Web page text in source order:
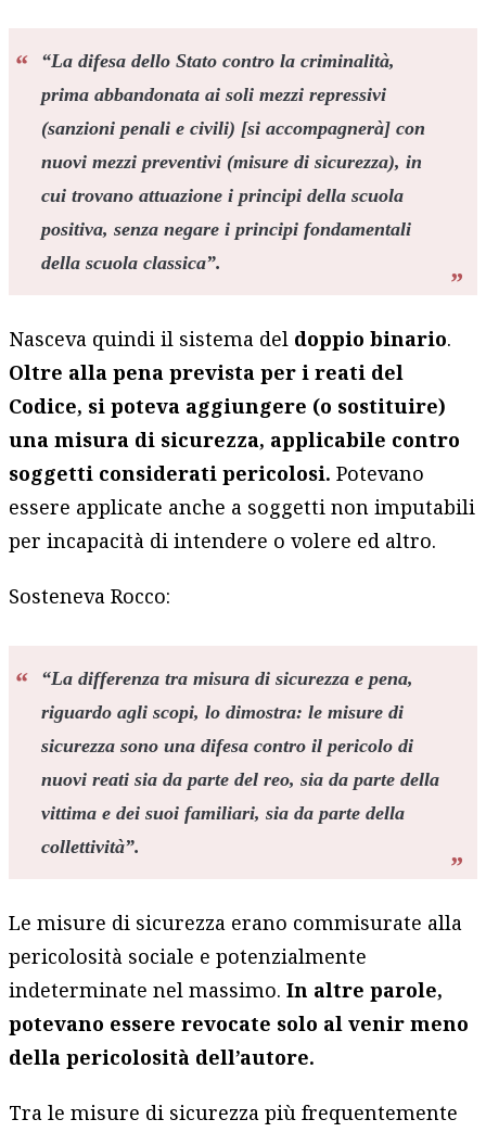
“La difesa dello Stato contro la criminalità,
prima abbandonata ai soli mezzi repressivi
(sanzioni penali e civili) [si accompagnerà] con
nuovi mezzi preventivi (misure di sicurezza), in
cui trovano attuazione i principi della scuola
positiva, senza negare i principi fondamentali
della scuola classica”.
Nasceva quindi il sistema del doppio binario.
Oltre alla pena prevista per i reati del
Codice, si poteva aggiungere (o sostituire)
una misura di sicurezza, applicabile contro
soggetti considerati pericolosi. Potevano
essere applicate anche a soggetti non imputabili
per incapacità di intendere o volere ed altro.
Sosteneva Rocco:
“La differenza tra misura di sicurezza e pena,
riguardo agli scopi, lo dimostra: le misure di
sicurezza sono una difesa contro il pericolo di
nuovi reati sia da parte del reo, sia da parte della
vittima e dei suoi familiari, sia da parte della
collettività”.
Le misure di sicurezza erano commisurate alla
pericolosità sociale e potenzialmente
indeterminate nel massimo.In altre parole,
potevano essere revocate solo al venir meno
della pericolosità dell’autore.
Tra le misure di sicurezza più frequentemente